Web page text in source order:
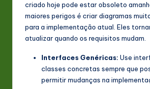
criado hoje pode estar obsoleto
maiores perigos é criar diagramas
para a implementação atual. Eles
atualizar quando os requisitos mudam.
Interfaces Genéricas: Use
classes concretas sempre que
permitir mudanças na